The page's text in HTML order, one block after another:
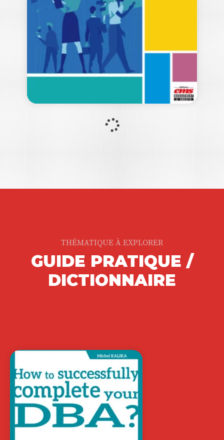
ISABELLE BARTH
Ouvrage labellisé FNEGE (2025),
catégorie « Essai » La kakistocratie ! Quel
mot…
15,00€
LE HUB ÉDUCATIF
GEOFFREY MARTINACHE
THÉMATIQUE À EXPLORER
GUIDE PRATIQUE /
DICTIONNAIRE